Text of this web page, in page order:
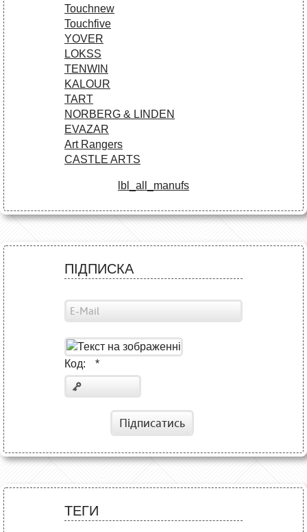
Touchnew
Touchfive
YOVER
LOKSS
TENWIN
KALOUR
TART
NORBERG & LINDEN
EVAZAR
Art Rangers
CASTLE ARTS
lbl_all_manufs
ПІДПИСКА
Код: *
Підписатись
ТЕГИ